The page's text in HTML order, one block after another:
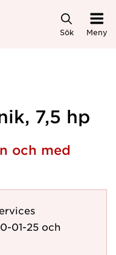
Sök Meny
7,5 hp
och med
01-25 och